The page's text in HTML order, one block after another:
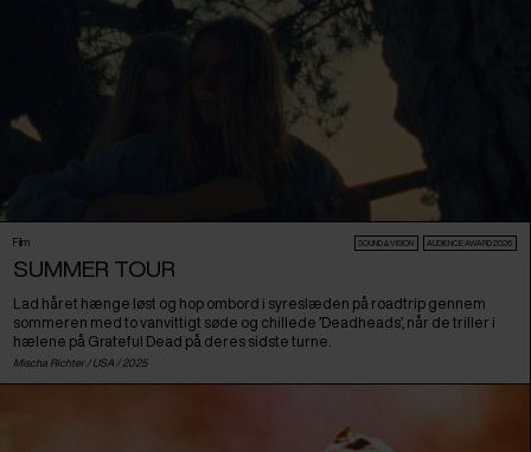
Film SOUND & VISION AUDIENCE AWARD 2026
SUMMER TOUR
Lad håret hænge løst og hop ombord i syreslæden på roadtrip gennem
sommeren med to vanvittigt søde og chillede ’Deadheads’, når de triller i
hælene på Grateful Dead på deres sidste turne.
Mischa Richter / USA / 2025